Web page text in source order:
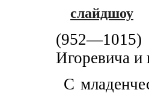
слайдшоу
(952—1015)
Игоревича
С